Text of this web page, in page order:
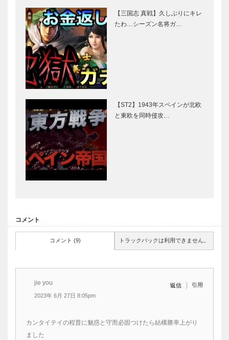
【三国志 真戦】久しぶりにキレ
たわ…シーズン名将ガ…
【ST2】1943年スペインが北欧
と東欧を同時侵攻…
コメント
コメント (9) トラックバックは利用できません。
jie you
2023年 6月 27日 8:05pm
返信 引用
カンタイテイの程普に魅惑と守而必固つけたら結構勝率上がり
ました